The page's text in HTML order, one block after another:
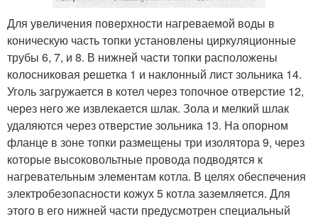
Для увеличения поверхности нагреваемой воды в
коническую часть топки установлены циркуляционные
трубы 6, 7, и 8. В нижней части топки расположены
колосниковая решетка 1 и наклонный лист зольника 14.
Уголь загружается в котел через топочное отверстие 12,
через него же извлекается шлак. Зола и мелкий шлак
удаляются через отверстие зольника 13. На опорном
фланце в зоне топки размещены три изолятора 9, через
которые высоковольтные провода подводятся к
нагревательным элементам котла. В целях обеспечения
электробезопасности кожух 5 котла заземляется. Для
этого в его нижней части предусмотрен специальный